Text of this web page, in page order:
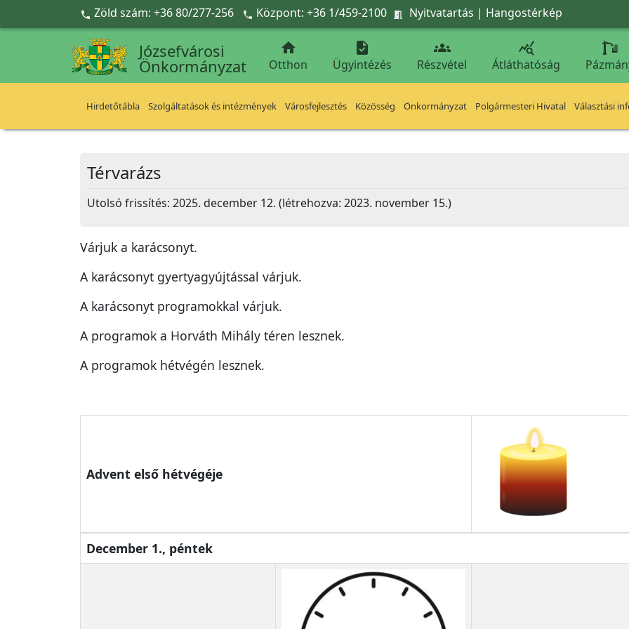
Ugrás a fő tartalomra
 Zöld szám: +36 80/277-256  Központ: +36 1/459-2100  Nyitvatartás | Hangostérkép
Józsefvárosi
Önkormányzat

Otthon

Ügyintézés

Részvétel

Átláthatóság
Hirdetőtábla Szolgáltatások és intézmények Városfejlesztés Közösség Önkormányzat Polgármesteri Hivatal Választási
Térvarázs
Utolsó frissítés: 2025. december 12. (létrehozva: 2023. november 15.)
Várjuk a karácsonyt.
A karácsonyt gyertyagyújtással várjuk.
A karácsonyt programokkal várjuk.
A programok a Horváth Mihály téren lesznek.
A programok hétvégén lesznek.
Advent első hétvégéje
December 1., péntek